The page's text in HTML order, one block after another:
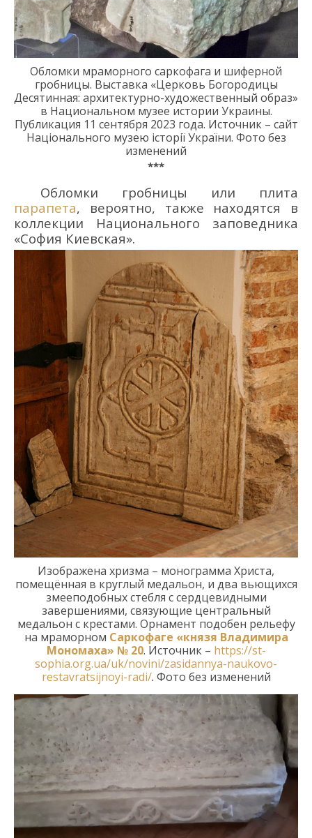
Обломки мраморного саркофага и шиферной
гробницы. Выставка «Церковь Богородицы
Десятинная: архитектурно-художественный образ»
в Национальном музее истории Украины.
Публикация 11 сентября 2023 года. Источник – сайт
Національного музею історії України. Фото без
изменений
***
Обломки гробницы или плита
парапета, вероятно, также находятся в
коллекции Национального заповедника
«София Киевская».
Изображена хризма – монограмма Христа,
помещённая в круглый медальон, и два вьющихся
змееподобных стебля с сердцевидными
завершениями, связующие центральный
медальон с крестами. Орнамент подобен рельефу
на мраморном Саркофаге «князя Владимира
Мономаха» № 20. Источник – https://st-
sophia.org.ua/uk/novini/zasidannya-naukovo-
restavratsijnoyi-radi/. Фото без изменений